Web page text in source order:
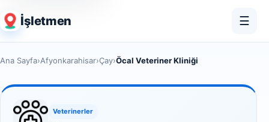
İşletmen ☰
Ana Sayfa›Afyonkarahisar›Çay›Öcal Veteriner Kliniği
Veterinerler